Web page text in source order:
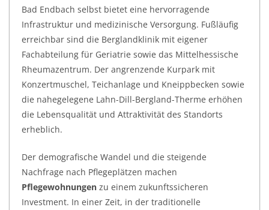
Bad Endbach selbst bietet eine hervorragende
Infrastruktur und medizinische Versorgung. Fußläufig
erreichbar sind die Berglandklinik mit eigener
Fachabteilung für Geriatrie sowie das Mittelhessische
Rheumazentrum. Der angrenzende Kurpark mit
Konzertmuschel, Teichanlage und Kneippbecken sowie
die nahegelegene Lahn-Dill-Bergland-Therme erhöhen
die Lebensqualität und Attraktivität des Standorts
erheblich.
Der demografische Wandel und die steigende
Nachfrage nach Pflegeplätzen machen
Pflegewohnungen zu einem zukunftssicheren
Investment. In einer Zeit, in der traditionelle